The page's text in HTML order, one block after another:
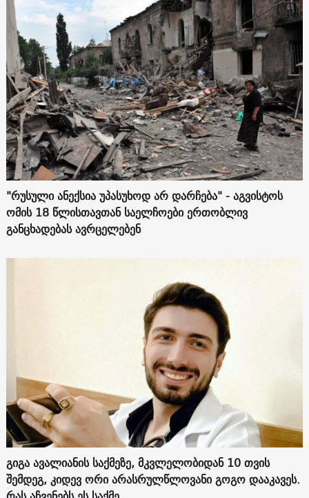
"რუსული ანექსია უპასუხოდ არ დარჩება" - აგვისტოს
ომის 18 წლისთავთან საელჩოები ერთობლივ
განცხადებას ავრცელებენ
გიგა ავალიანის საქმეზე, მკვლელობიდან 10 თვის
შემდეგ, კიდევ ორი არასრულწლოვანი გოგო დააკავეს.